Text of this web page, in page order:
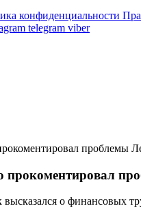
конфиденциальности
telegram viber
проблемы
прокоментировал
о финансовых